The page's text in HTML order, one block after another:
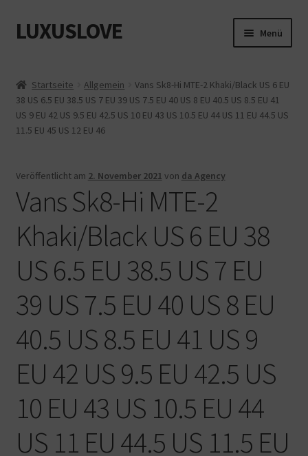
Zur
Navigation
Zum
Inhalt
LUXUSLOVE Menü
Cookie-Richtlinie (EU)
Impressum
Kasse
Mein Konto
Shop
Startseite Allgemein
Vans Sk8-Hi MTE-2 Khaki/Black US 6 EU
38 US 6.5 EU 38.5 US 7 EU 39 US 7.5 EU 40 US 8 EU 40.5 US 8.5 EU 41
US 9 EU 42 US 9.5 EU 42.5 US 10 EU 43 US 10.5 EU 44 US 11 EU 44.5 US
11.5 EU 45 US 12 EU 46
Veröffentlicht am 2. November 2021 von da Agency
Vans Sk8-Hi MTE-2
Khaki/Black US 6 EU 38
US 6.5 EU 38.5 US 7 EU
39 US 7.5 EU 40 US 8 EU
40.5 US 8.5 EU 41 US 9
EU 42 US 9.5 EU 42.5 US
10 EU 43 US 10.5 EU 44
US 11 EU 44.5 US 11.5 EU